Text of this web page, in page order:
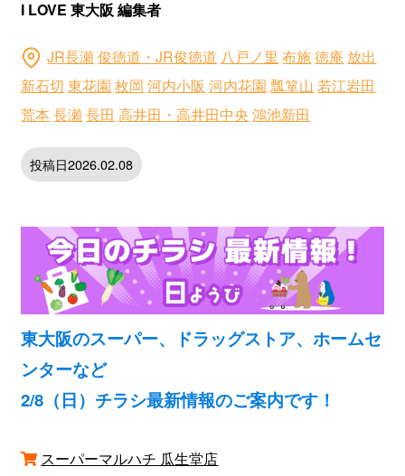
I LOVE 東大阪 編集者
JR長瀬俊徳道・JR俊徳道 八戸ノ里 布施徳庵 放出
新石切 東花園 枚岡 河内小阪 河内花園 瓢箪山 若江岩田
荒本 長瀬長田 高井田・高井田中央 鴻池新田
投稿日2026.02.08
東大阪のスーパー、ドラッグストア、ホームセ
ンターなど
2/8（日）チラシ最新情報のご案内です！
スーパーマルハチ 瓜生堂店